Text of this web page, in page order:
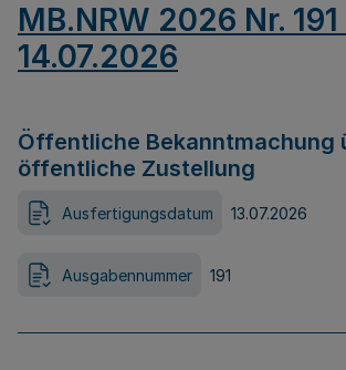
MB.NRW 2026 Nr.
14.07.2026
Öffentliche Bekanntmachung
öffentliche Zustellung
Ausfertigungsdatum 13.07.2026
Ausgabennummer 191